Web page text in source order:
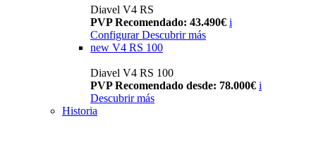
Diavel V4 RS
PVP Recomendado: 43.490€ i
Configurar Descubrir más
new V4 RS 100
Diavel V4 RS 100
PVP Recomendado desde: 78.000€ i
Descubrir más
Historia